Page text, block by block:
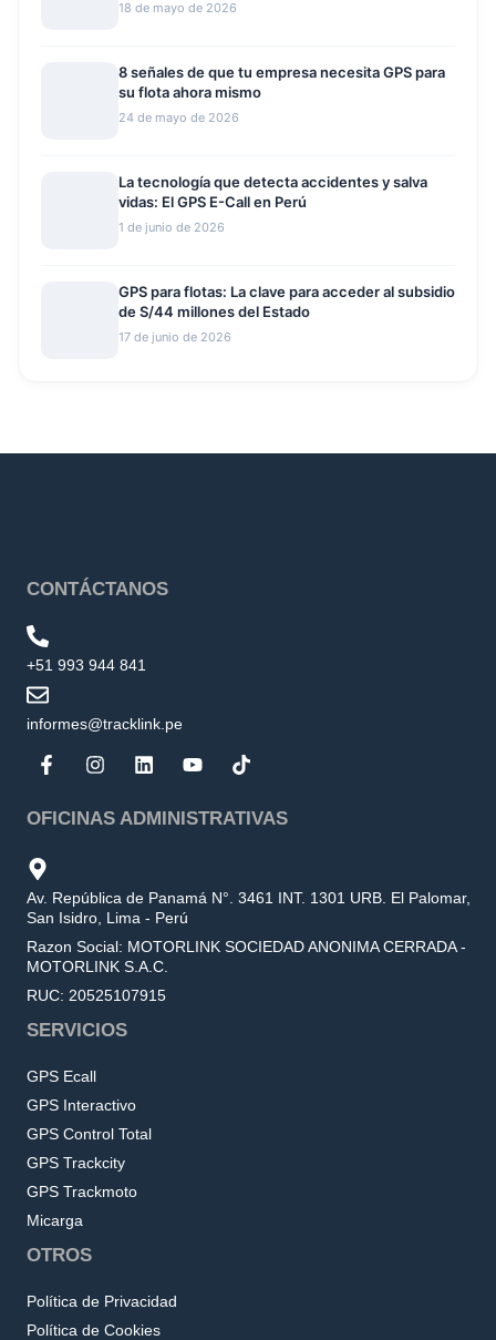
18 de mayo de 2026
8 señales de que tu empresa necesita GPS para
su flota ahora mismo
24 de mayo de 2026
La tecnología que detecta accidentes y salva
vidas: El GPS E-Call en Perú
1 de junio de 2026
GPS para flotas: La clave para acceder al subsidio
de S/44 millones del Estado
17 de junio de 2026
CONTÁCTANOS
+51 993 944 841
informes@tracklink.pe
OFICINAS ADMINISTRATIVAS
Av. República de Panamá N°. 3461 INT. 1301 URB. El Palomar,
San Isidro, Lima - Perú
Razon Social: MOTORLINK SOCIEDAD ANONIMA CERRADA -
MOTORLINK S.A.C.
RUC: 20525107915
SERVICIOS
GPS Ecall
GPS Interactivo
GPS Control Total
GPS Trackcity
GPS Trackmoto
Micarga
OTROS
Política de Privacidad
Política de Cookies